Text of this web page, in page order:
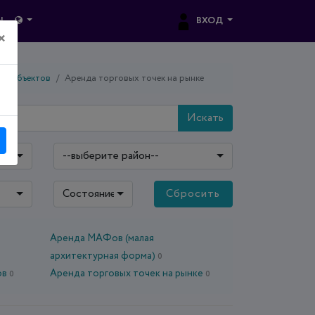
ВХОД
объектов Аренда торговых точек на рынке
Искать
--выберите район--
Состояние: все Сбросить
Аренда МАФов (малая
архитектурная форма) 0
0 Аренда торговых точек на рынке 0